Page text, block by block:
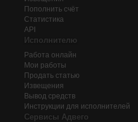
Пополнить счёт
Статистика
API
Исполнителю
Работа онлайн
Мои работы
Продать статью
Извещения
Вывод средств
Инструкции для исполнителей
Сервисы Адвего